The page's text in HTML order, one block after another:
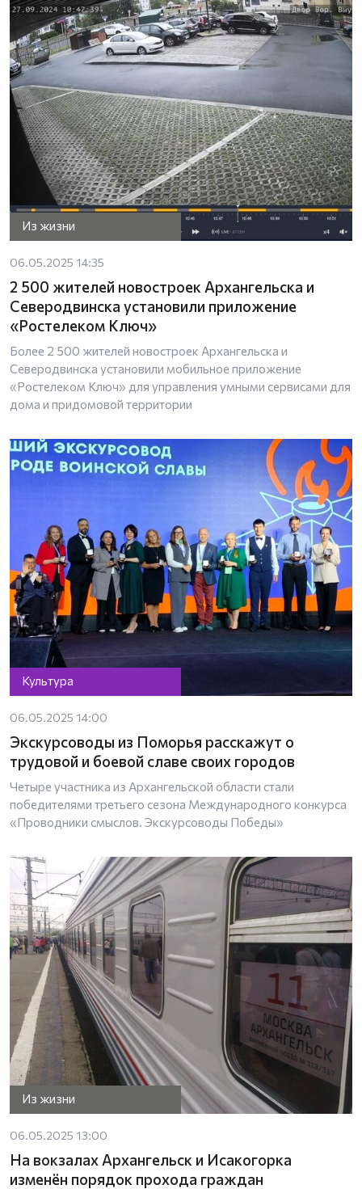
Из жизни
06.05.2025 14:35
2 500 жителей новостроек Архангельска и
Северодвинска установили приложение
«Ростелеком Ключ»
Более 2 500 жителей новостроек Архангельска и
Северодвинска установили мобильное приложение
«Ростелеком Ключ» для управления умными сервисами для
дома и придомовой территории
Культура
06.05.2025 14:00
Экскурсоводы из Поморья расскажут о
трудовой и боевой славе своих городов
Четыре участника из Архангельской области стали
победителями третьего сезона Международного конкурса
«Проводники смыслов. Экскурсоводы Победы»
Из жизни
06.05.2025 13:00
На вокзалах Архангельск и Исакогорка
изменён порядок прохода граждан